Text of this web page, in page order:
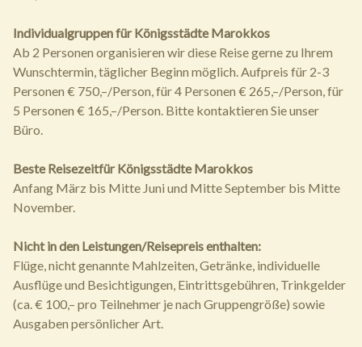
Individualgruppen für Königsstädte Marokkos
Ab 2 Personen organisieren wir diese Reise gerne zu Ihrem
Wunschtermin, täglicher Beginn möglich. Aufpreis für 2-3
Personen € 750,–/Person, für 4 Personen € 265,–/Person, für
5 Personen € 165,–/Person. Bitte kontaktieren Sie unser
Büro.
Beste Reisezeitfür Königsstädte Marokkos
Anfang März bis Mitte Juni und Mitte September bis Mitte
November.
Nicht in den Leistungen/Reisepreis enthalten:
Flüge, nicht genannte Mahlzeiten, Getränke, individuelle
Ausflüge und Besichtigungen, Eintrittsgebühren, Trinkgelder
(ca. € 100,– pro Teilnehmer je nach Gruppengröße) sowie
Ausgaben persönlicher Art.